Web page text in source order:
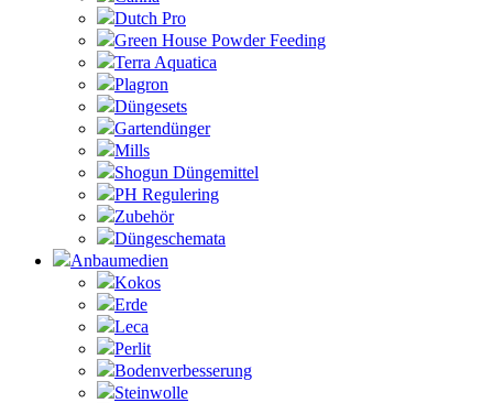
Dutch Pro
Green House Powder Feeding
Terra Aquatica
Plagron
Düngesets
Gartendünger
Mills
Shogun Düngemittel
PH Regulering
Zubehör
Düngeschemata
Anbaumedien
Kokos
Erde
Leca
Perlit
Bodenverbesserung
Steinwolle